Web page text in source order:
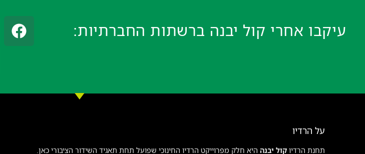
עיקבו אחרי קול יבנה ברשתות החברתיות:
על הרדיו
תחנת הרדיו קול יבנה היא חלק מפרוייקט הרדיו החינוכי שפועל תחת תאגיד השידור הציבורי כאן.